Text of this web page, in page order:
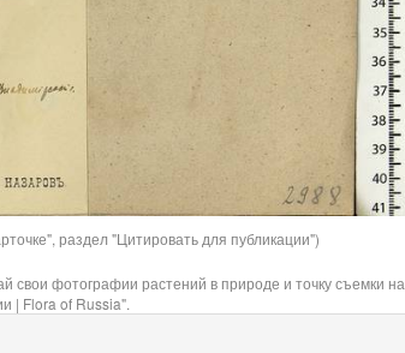
раздел "Цитировать для публикации")
свои фотографии растений в природе и точку съемки на
| Flora of Russia".